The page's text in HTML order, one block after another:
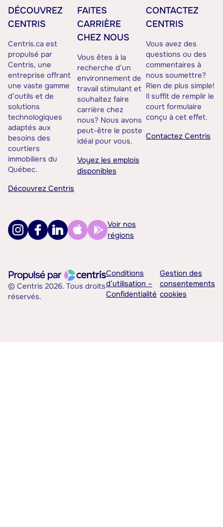
DÉCOUVREZ
CENTRIS
Centris.ca est
propulsé par
Centris, une
entreprise offrant
une vaste gamme
d’outils et de
solutions
technologiques
adaptés aux
besoins des
courtiers
immobiliers du
Québec.
Découvrez Centris
FAITES
CARRIÈRE
CHEZ NOUS
Vous êtes à la
recherche d’un
environnement de
travail stimulant et
souhaitez faire
carrière chez
nous? Nous avons
peut-être le poste
idéal pour vous.
Voyez les emplois
disponibles
CONTACTEZ
CENTRIS
Vous avez des
questions ou des
commentaires à
nous soumettre?
Rien de plus simple!
Il suffit de remplir le
court formulaire
conçu à cet effet.
Contactez Centris
Voir nos
régions
© Centris 2026. Tous droits
réservés.
Conditions
d’utilisation –
Confidentialité
Gestion des
consentements
cookies